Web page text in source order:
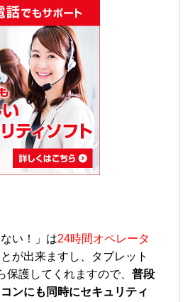
い！」は24時間オペレータ
が出来ますし、タブレット
保護してくれますので、普段
ンにも同時にセキュリティ